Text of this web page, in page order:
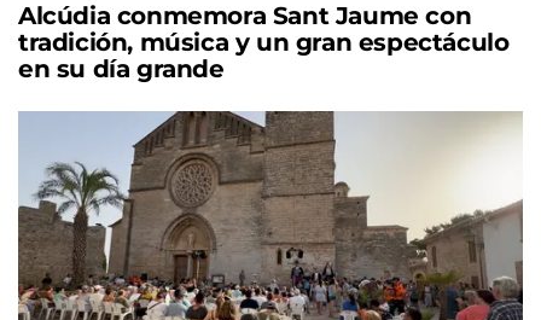
Alcúdia conmemora Sant Jaume con
tradición, música y un gran espectáculo
en su día grande